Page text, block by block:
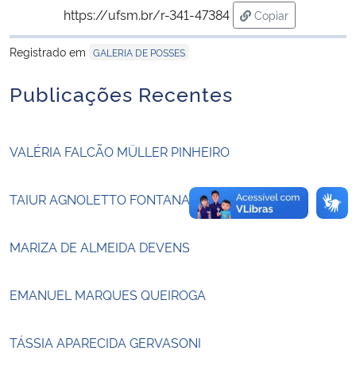
Ministério da Mulher, da Família e dos Direitos Humanos
Secretaria-Geral
Secretaria de Governo
https://ufsm.br/r-341-47384
Copiar
para área de
Registrado em GALERIA DE POSSES
Publicações Recentes
VALÉRIA FALCÃO MÜLLER PINHEIRO
TAIUR AGNOLETTO FONTANA
MARIZA DE ALMEIDA DEVENS
EMANUEL MARQUES QUEIROGA
TÁSSIA APARECIDA GERVASONI